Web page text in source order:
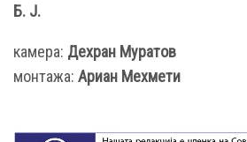
Б. Ј.
камера: Дехран Муратов
монтажа: Ариан Мехмети